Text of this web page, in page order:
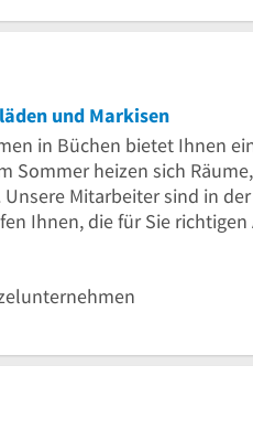
und Markisen
in Büchen bietet Ihnen
Sommer heizen sich
Mitarbeiter sind in
Ihnen, die für Sie